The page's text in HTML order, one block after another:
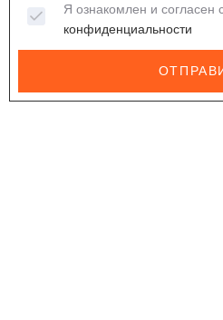
Я ознакомлен и согласен
конфиденциальности